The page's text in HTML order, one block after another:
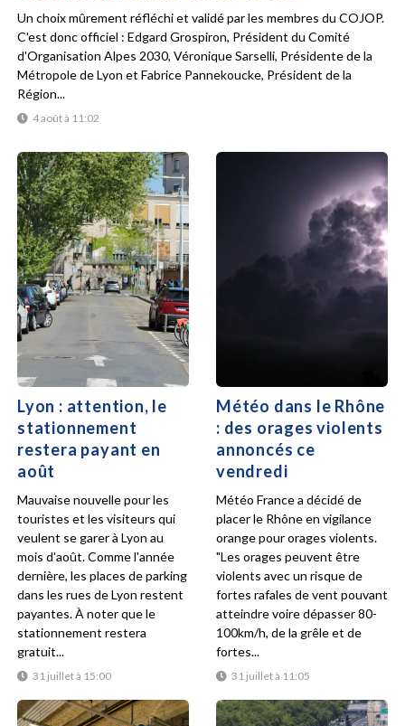
4 août à 11:02
Un choix mûrement réfléchi et validé par les membres du COJOP.
C'est donc officiel : Edgard Grospiron, Président du Comité
d'Organisation Alpes 2030, Véronique Sarselli, Présidente de la
Métropole de Lyon et Fabrice Pannekoucke, Président de la
Région...
Lyon : attention, le
stationnement
restera payant en
août
31 juillet à 15:00
Mauvaise nouvelle pour les
touristes et les visiteurs qui
veulent se garer à Lyon au
mois d'août. Comme l'année
dernière, les places de parking
dans les rues de Lyon restent
payantes. À noter que le
stationnement restera
gratuit...
Météo dans le Rhône
: des orages violents
annoncés ce
vendredi
31 juillet à 11:05
Météo France a décidé de
placer le Rhône en vigilance
orange pour orages violents.
"Les orages peuvent être
violents avec un risque de
fortes rafales de vent pouvant
atteindre voire dépasser 80-
100km/h, de la grêle et de
fortes...